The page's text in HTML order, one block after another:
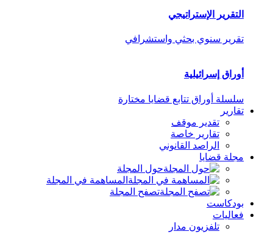
التقرير الإستراتيجي
تقرير سنوي بحثي واستشرافي
أوراق إسرائيلية
سلسلة أوراق تتابع قضايا مختارة
تقارير
تقدير موقف
تقارير خاصة
الراصد القانوني
مجلة قضايا
حول المجلة
المساهمة في المجلة
تصفح المجلة
بودكاست
فعاليات
تلفزيون مدار